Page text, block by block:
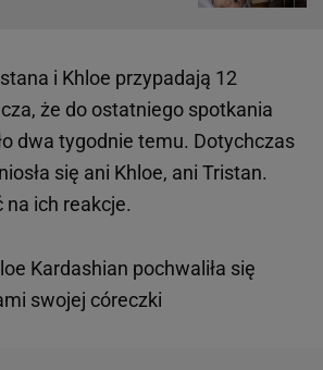
i Khloe przypadają 12
że do ostatniego spotkania
dwa tygodnie temu. Dotychczas
się ani Khloe, ani Tristan.
na ich reakcje.
Kardashian pochwaliła się
swojej córeczki